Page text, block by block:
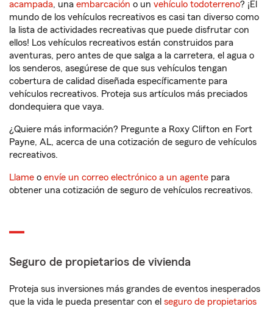
acampada, una embarcación o un vehículo todoterreno? ¡El
mundo de los vehículos recreativos es casi tan diverso como
la lista de actividades recreativas que puede disfrutar con
ellos! Los vehículos recreativos están construidos para
aventuras, pero antes de que salga a la carretera, el agua o
los senderos, asegúrese de que sus vehículos tengan
cobertura de calidad diseñada específicamente para
vehículos recreativos. Proteja sus artículos más preciados
dondequiera que vaya.
¿Quiere más información? Pregunte a Roxy Clifton en Fort
Payne, AL, acerca de una cotización de seguro de vehículos
recreativos.
Llame o envíe un correo electrónico a un agente para
obtener una cotización de seguro de vehículos recreativos.
Seguro de propietarios de vivienda
Proteja sus inversiones más grandes de eventos inesperados
que la vida le pueda presentar con el seguro de propietarios